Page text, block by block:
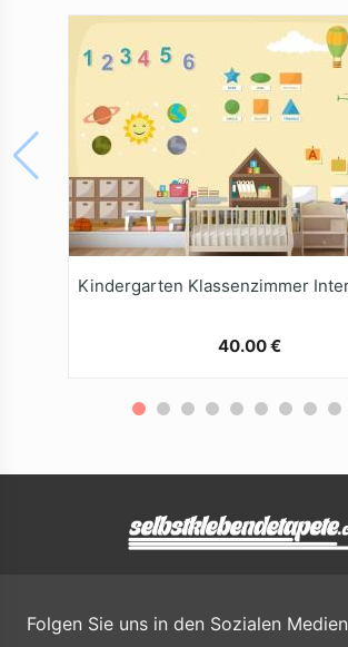
40.00 €
Folgen Sie uns in den Sozialen Medien